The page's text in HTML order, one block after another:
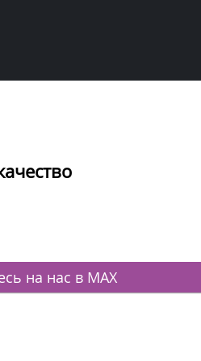
на нас в MAX